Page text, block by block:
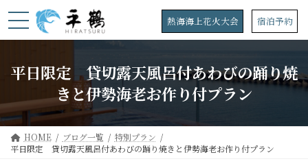
ン
キ
ッ
プ
ビ
に
移
動
熱海海上花火大会 宿泊予約
平日限定 貸切露天風呂付あわびの踊り焼
きと伊勢海老お作り付プラン
HOME ブログ一覧
特別プラン
平日限定 貸切露天風呂付あわびの踊り焼きと伊勢海老お作り付プラン